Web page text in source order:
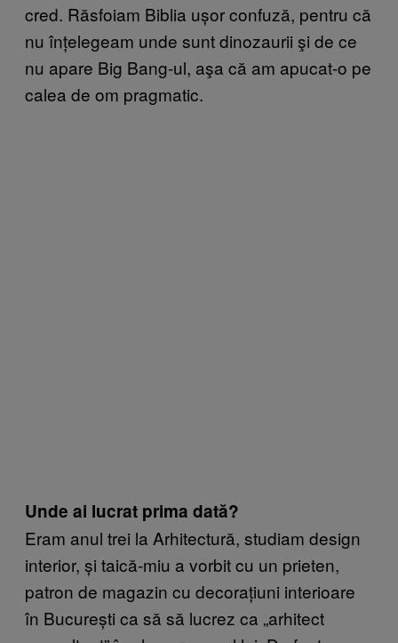
cred. Răsfoiam Biblia ușor confuză, pentru că
nu înțelegeam unde sunt dinozaurii şi de ce
nu apare Big Bang-ul, aşa că am apucat-o pe
calea de om pragmatic.
Unde ai lucrat prima dată?
Eram anul trei la Arhitectură, studiam design
interior, și taică-miu a vorbit cu un prieten,
patron de magazin cu decorațiuni interioare
în București ca să să lucrez ca „arhitect